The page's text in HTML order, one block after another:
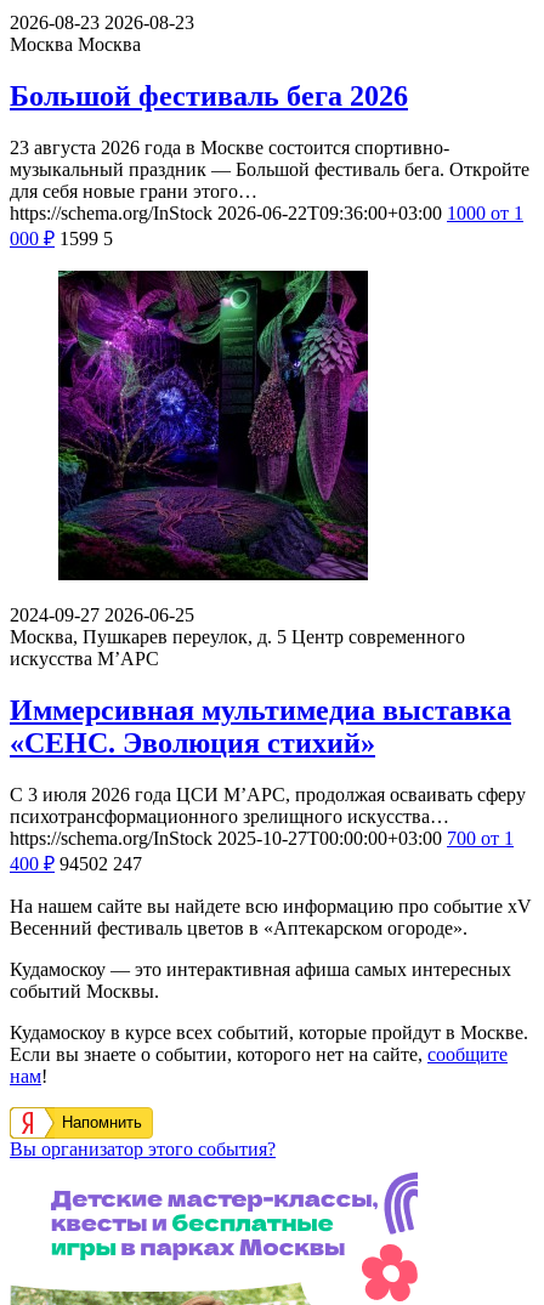
2026-08-23 2026-08-23
Москва Москва
Большой фестиваль бега 2026
23 августа 2026 года в Москве состоится спортивно-
музыкальный праздник — Большой фестиваль бега. Откройте
для себя новые грани этого…
https://schema.org/InStock 2026-06-22T09:36:00+03:00 1000 от 1
000 ₽ 1599 5
2024-09-27 2026-06-25
Москва, Пушкарев переулок, д. 5 Центр современного
искусства М’АРС
Иммерсивная мультимедиа выставка
«СЕНС. Эволюция стихий»
С 3 июля 2026 года ЦСИ М’АРС, продолжая осваивать сферу
психотрансформационного зрелищного искусства…
https://schema.org/InStock 2025-10-27T00:00:00+03:00 700 от 1
400 ₽ 94502 247
На нашем сайте вы найдете всю информацию про событие xV
Весенний фестиваль цветов в «Аптекарском огороде».
Кудамоскоу — это интерактивная афиша самых интересных
событий Москвы.
Кудамоскоу в курсе всех событий, которые пройдут в Москве.
Если вы знаете о событии, которого нет на сайте, сообщите
нам!
Напомнить
Вы организатор этого события?